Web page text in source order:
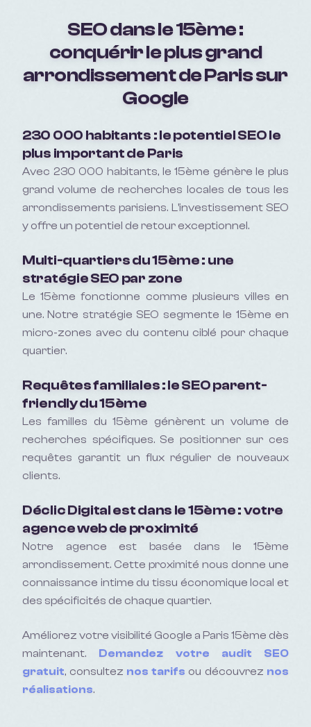
SEO dans le 15ème :
conquérir le plus grand
arrondissement de Paris sur
Google
230 000 habitants : le potentiel SEO le
plus important de Paris
Avec 230 000 habitants, le 15ème génère le plus
grand volume de recherches locales de tous les
arrondissements parisiens. L'investissement SEO
y offre un potentiel de retour exceptionnel.
Multi-quartiers du 15ème : une
stratégie SEO par zone
Le 15ème fonctionne comme plusieurs villes en
une. Notre stratégie SEO segmente le 15ème en
micro-zones avec du contenu ciblé pour chaque
quartier.
Requêtes familiales : le SEO parent-
friendly du 15ème
Les familles du 15ème génèrent un volume de
recherches spécifiques. Se positionner sur ces
requêtes garantit un flux régulier de nouveaux
clients.
Déclic Digital est dans le 15ème : votre
agence web de proximité
Notre agence est basée dans le 15ème
arrondissement. Cette proximité nous donne une
connaissance intime du tissu économique local et
des spécificités de chaque quartier.
Améliorez votre visibilité Google a Paris 15ème dès
maintenant. Demandez votre audit SEO
gratuit, consultez nos tarifs ou découvrez nos
réalisations.